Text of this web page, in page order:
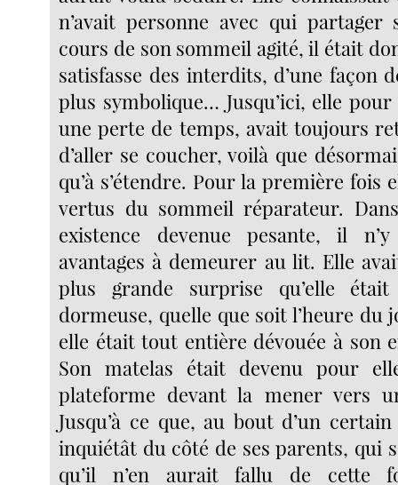
n’avait personne avec qui
cours de son sommeil agité, il était
satisfasse des interdits, d’une façon
plus symbolique… Jusqu’ici, elle
une perte de temps, avait toujours
d’aller se coucher, voilà que
qu’à s’étendre. Pour la première fois
vertus du sommeil réparateur.
existence devenue pesante, il
avantages à demeurer au lit. Elle
plus grande surprise qu’elle
dormeuse, quelle que soit l’heure du
elle était tout entière dévouée à son
Son matelas était devenu pour
plateforme devant la mener vers
Jusqu’à ce que, au bout d’un certain
inquiétât du côté de ses parents, qui
qu’il n’en aurait fallu de cette